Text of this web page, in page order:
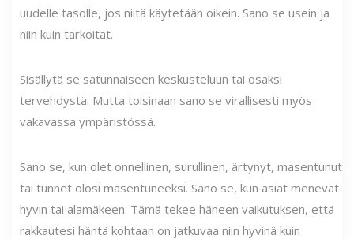
uudelle tasolle, jos niitä käytetään oikein. Sano se usein ja
niin kuin tarkoitat.
Sisällytä se satunnaiseen keskusteluun tai osaksi
tervehdystä. Mutta toisinaan sano se virallisesti myös
vakavassa ympäristössä.
Sano se, kun olet onnellinen, surullinen, ärtynyt, masentunut
tai tunnet olosi masentuneeksi. Sano se, kun asiat menevät
hyvin tai alamäkeen. Tämä tekee häneen vaikutuksen, että
rakkautesi häntä kohtaan on jatkuvaa niin hyvinä kuin